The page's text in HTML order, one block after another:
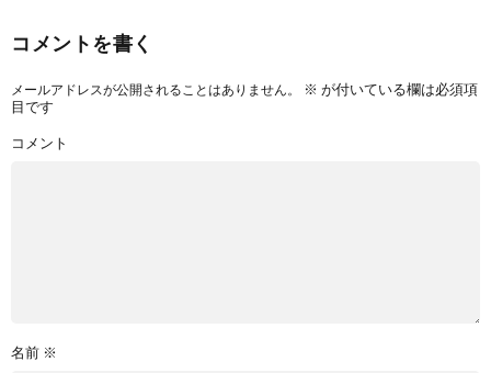
コメントを書く
メールアドレスが公開されることはありません。 ※ が付いている欄は必須項
目です
コメント
名前 ※